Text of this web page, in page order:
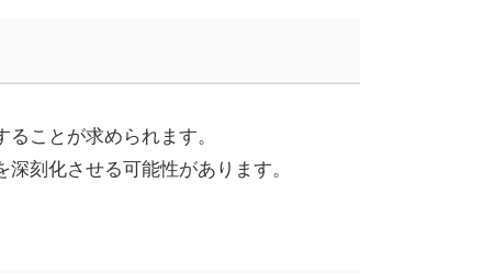
ことが求められます。
刻化させる可能性があります。